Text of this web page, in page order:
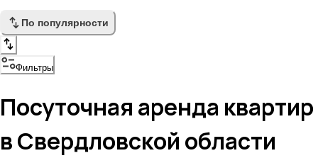
По популярности
Фильтры
Посуточная аренда квартир
в Свердловской области